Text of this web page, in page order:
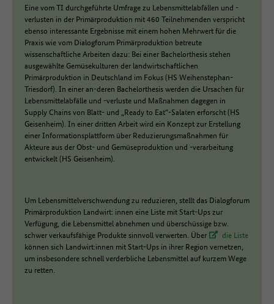
Eine vom TI durchgeführte Umfrage zu Lebensmittelabfällen und -
verlusten in der Primärproduktion mit 460 Teilnehmenden verspricht
ebenso interessante Ergebnisse mit einem hohen Mehrwert für die
Praxis wie vom Dialogforum Primärproduktion betreute
wissenschaftliche Arbeiten dazu: Bei einer Bachelorthesis stehen
ausgewählte Gemüsekulturen der landwirtschaftlichen
Primärproduktion in Deutschland im Fokus (HS Weihenstephan-
Triesdorf). In einer an-deren Bachelorthesis werden die Ursachen für
Lebensmittelabfälle und -verluste und Maßnahmen dagegen in
Supply Chains von Blatt- und „Ready to Eat“-Salaten erforscht (HS
Geisenheim). In einer dritten Arbeit wird ein Konzept zur Erstellung
einer Informationsplattform über Reduzierungsmaßnahmen für
Akteure aus der Obst- und Gemüseproduktion und -verarbeitung
entwickelt (HS Geisenheim).
Um Lebensmittelverschwendung zu reduzieren, stellt das Dialogforum
Primärproduktion Landwirt: innen eine Liste mit Start-Ups zur
Verfügung, die Lebensmittel abnehmen und überschüssige bzw.
schwer verkaufsfähige Produkte sinnvoll verwerten. Über
die Liste
können sich Landwirt:innen mit Start-Ups in ihrer Region vernetzen,
um insbesondere schnell verderbliche Lebensmittel auf kurzem Wege
zu retten.